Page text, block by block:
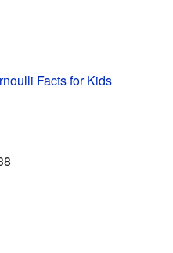
Facts for Kids